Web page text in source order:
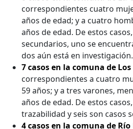
correspondientes cuatro
años de edad; y a cuatro
años de edad. De estos
secundarios, uno se
dos aún está en investigación.
7 casos en la comuna de
correspondientes a cuatro
59 años; y a tres varones,
años de edad. De estos
trazabilidad y seis son casos
4 casos en la comuna de